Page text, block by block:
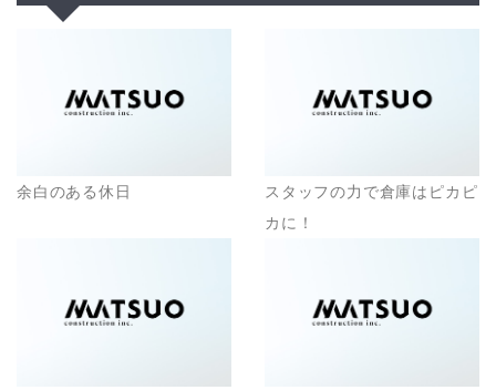
余白のある休日
スタッフの力で倉庫はピカピ
カに！